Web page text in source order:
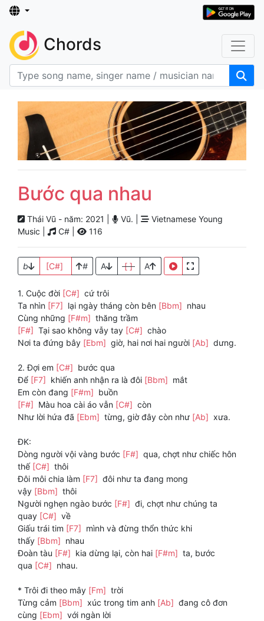
Chords
Bước qua nhau
Thái Vũ - năm: 2021 | Vũ. |
Vietnamese Young
Music |
C# | 116
b [C#] # A [ ] A
1. Cuộc đời [C#] cứ trôi
Ta nhìn [F7] lại ngày tháng còn bên [Bbm] nhau
Cùng những [F#m] thăng trầm
[F#] Tại sao không vẫy tay [C#] chào
Nơi ta đứng bây [Ebm] giờ, hai nơi hai người [Ab] dưng.
2. Đợi em [C#] bước qua
Để [F7] khiến anh nhận ra là đôi [Bbm] mắt
Em còn đang [F#m] buồn
[F#] Màu hoa cài áo vẫn [C#] còn
Như lời hứa đã [Ebm] từng, giờ đây còn như [Ab] xưa.
ĐK:
Dòng người vội vàng bước [F#] qua, chợt như chiếc hôn
thế [C#] thôi
Đôi môi chia làm [F7] đôi như ta đang mong
vậy [Bbm] thôi
Người nghẹn ngào bước [F#] đi, chợt như chúng ta
quay [C#] về
Giấu trái tim [F7] mình và đừng thổn thức khi
thấy [Bbm] nhau
Đoàn tàu [F#] kia dừng lại, còn hai [F#m] ta, bước
qua [C#] nhau.
* Trôi đi theo mây [Fm] trời
Từng cảm [Bbm] xúc trong tim anh [Ab] đang cô đơn
cùng [Ebm] với ngàn lời